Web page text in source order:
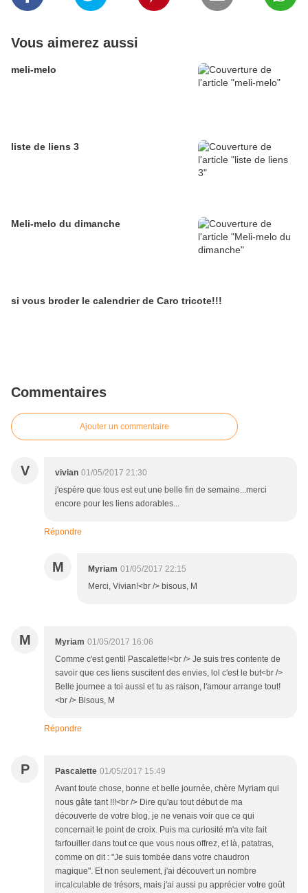
Vous aimerez aussi
meli-melo
liste de liens 3
Meli-melo du dimanche
si vous broder le calendrier de Caro tricote!!!
Commentaires
Ajouter un commentaire
V vivian 01/05/2017 21:30
j'espère que tous est eut une belle fin de semaine...merci
encore pour les liens adorables...
Répondre
M Myriam 01/05/2017 22:15
Merci, Vivian!<br /> bisous, M
M Myriam 01/05/2017 16:06
Comme c'est gentil Pascalette!<br /> Je suis tres contente de
savoir que ces liens suscitent des envies, lol c'est le but<br />
Belle journee a toi aussi et tu as raison, l'amour arrange tout!
<br /> Bisous, M
Répondre
P Pascalette 01/05/2017 15:49
Avant toute chose, bonne et belle journée, chère Myriam qui
nous gâte tant !!!<br /> Dire qu'au tout début de ma
découverte de votre blog, je ne venais voir que ce qui
concernait le point de croix. Puis ma curiosité m'a vite fait
farfouiller dans tout ce que vous nous offrez, et là, patatras,
comme on dit : "Je suis tombée dans votre chaudron
magique". Et non seulement, j'ai découvert un nombre
incalculable de trésors, mais j'ai aussi pu apprécier votre goût